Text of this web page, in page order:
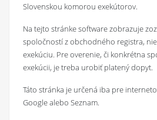
Slovenskou komorou exekútorov.
Na tejto stránke software zobrazuje
spoločností z obchodného registra,
exekúciu. Pre overenie, či konkrétna
exekúcii, je treba urobiť platený dopyt.
Táto stránka je určená iba pre
Google alebo Seznam.